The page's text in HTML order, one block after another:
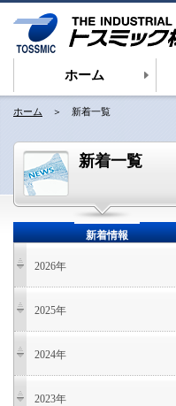
ホーム
ホーム ＞ 新着一覧
新着一覧
新着情報
2026年
2025年
2024年
2023年